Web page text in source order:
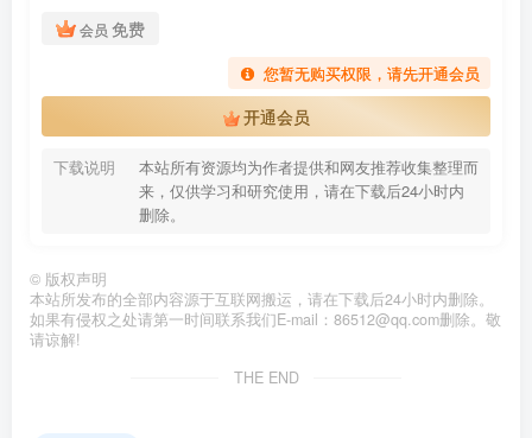
会员 免费
您暂无购买权限，请先开通会员
开通会员
下载说明
本站所有资源均为作者提供和网友推荐收集整理而
来，仅供学习和研究使用，请在下载后24小时内
删除。
© 版权声明
本站所发布的全部内容源于互联网搬运，请在下载后24小时内删除。
如果有侵权之处请第一时间联系我们E-mail：86512@qq.com删除。敬
请谅解!
THE END